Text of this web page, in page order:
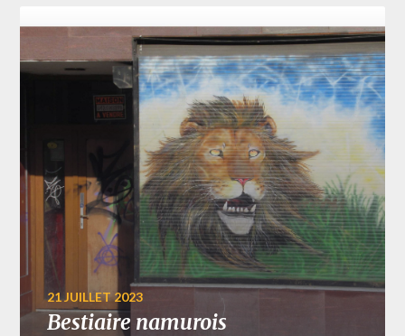
21 JUILLET 2023
Bestiaire namurois